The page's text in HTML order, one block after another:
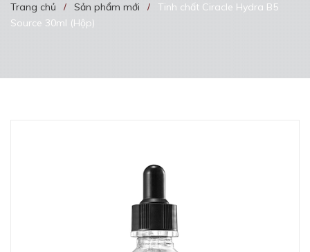
Trang chủ / Sản phẩm mới /
Tinh chất Ciracle Hydra B5
Source 30ml (Hộp)